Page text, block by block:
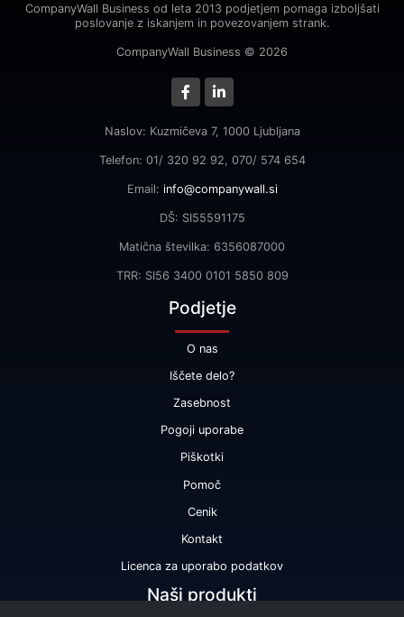
CompanyWall Business od leta 2013 podjetjem pomaga izboljšati
poslovanje z iskanjem in povezovanjem strank.
CompanyWall Business © 2026
Naslov: Kuzmičeva 7, 1000 Ljubljana
Telefon: 01/ 320 92 92, 070/ 574 654
Email: info@companywall.si
DŠ: SI55591175
Matična številka: 6356087000
TRR: SI56 3400 0101 5850 809
Podjetje
O nas
Iščete delo?
Zasebnost
Pogoji uporabe
Piškotki
Pomoč
Cenik
Kontakt
Licenca za uporabo podatkov
Naši produkti